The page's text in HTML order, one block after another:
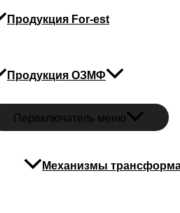
Продукция For-est
Продукция ОЗМФ
Переключатель меню
Механизмы